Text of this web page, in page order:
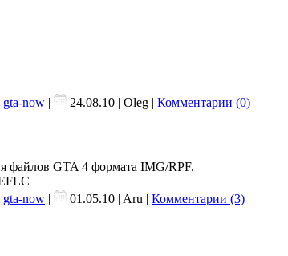
gta-now | 24.08.10 | Oleg | Комментарии (0)
файлов GTA 4 формата IMG/RPF.
gta-now | 01.05.10 | Aru | Комментарии (3)